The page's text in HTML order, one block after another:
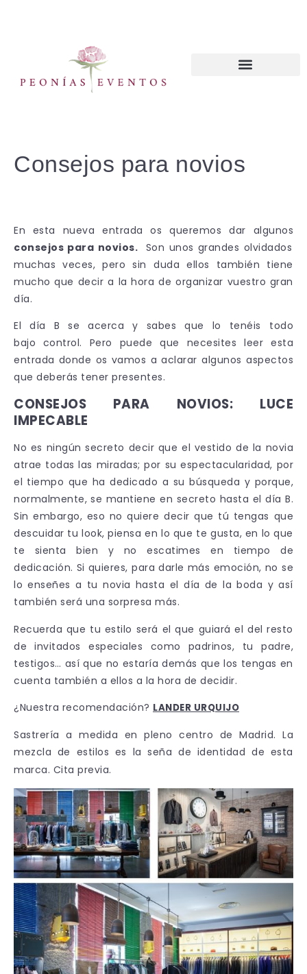
Consejos para novios
En esta nueva entrada os queremos dar algunos
consejos para novios. Son unos grandes olvidados
muchas veces, pero sin duda ellos también tiene
mucho que decir a la hora de organizar vuestro gran
día.
El día B se acerca y sabes que lo tenéis todo
bajo control. Pero puede que necesites leer esta
entrada donde os vamos a aclarar algunos aspectos
que deberás tener presentes.
CONSEJOS PARA NOVIOS: LUCE
IMPECABLE
No es ningún secreto decir que el vestido de la novia
atrae todas las miradas; por su espectacularidad, por
el tiempo que ha dedicado a su búsqueda y porque,
normalmente, se mantiene en secreto hasta el día B.
Sin embargo, eso no quiere decir que tú tengas que
descuidar tu look, piensa en lo que te gusta, en lo que
te sienta bien y no escatimes en tiempo de
dedicación. Si quieres, para darle más emoción, no se
lo enseñes a tu novia hasta el día de la boda y así
también será una sorpresa más.
Recuerda que tu estilo será el que guiará el del resto
de invitados especiales como padrinos, tu padre,
testigos… así que no estaría demás que los tengas en
cuenta también a ellos a la hora de decidir.
¿Nuestra recomendación? LANDER URQUIJO
Sastrería a medida en pleno centro de Madrid. La
mezcla de estilos es la seña de identidad de esta
marca. Cita previa.